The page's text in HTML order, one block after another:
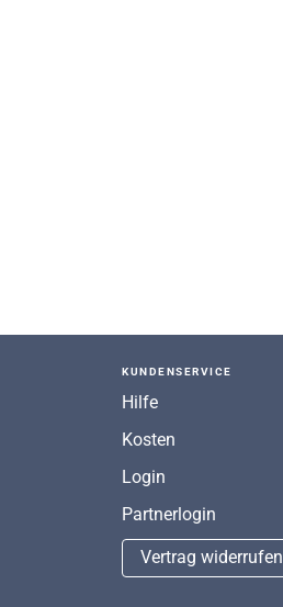
KUNDENSERVICE
Hilfe
Kosten
Login
Partnerlogin
Vertrag widerrufen